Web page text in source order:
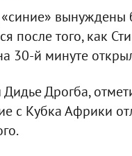
«синие» вынуждены
после того, как
30-й минуте
Дидье Дрогба,
с Кубка Африки